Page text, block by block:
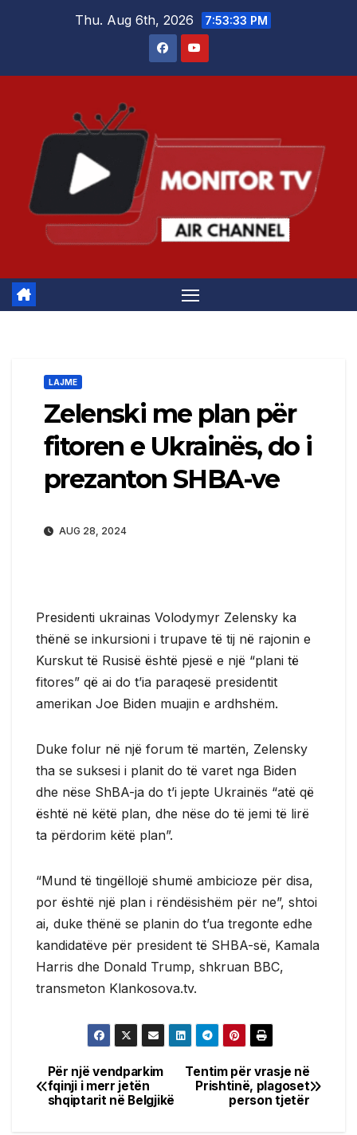
Thu. Aug 6th, 2026 7:53:33 PM
LAJME
Zelenski me plan për
fitoren e Ukrainës, do i
prezanton SHBA-ve
AUG 28, 2024
Presidenti ukrainas Volodymyr Zelensky ka
thënë se inkursioni i trupave të tij në rajonin e
Kurskut të Rusisë është pjesë e një “plani të
fitores” që ai do t’ia paraqesë presidentit
amerikan Joe Biden muajin e ardhshëm.
Duke folur në një forum të martën, Zelensky
tha se suksesi i planit do të varet nga Biden
dhe nëse ShBA-ja do t’i jepte Ukrainës “atë që
është në këtë plan, dhe nëse do të jemi të lirë
ta përdorim këtë plan”.
“Mund të tingëllojë shumë ambicioze për disa,
por është një plan i rëndësishëm për ne”, shtoi
ai, duke thënë se planin do t’ua tregonte edhe
kandidatëve për president të SHBA-së, Kamala
Harris dhe Donald Trump, shkruan BBC,
transmeton Klankosova.tv.
Post
navigation
Tentim për vrasje në
Prishtinë, plagoset
person tjetër
Për një vendparkim
fqinji i merr jetën
shqiptarit në Belgjikë